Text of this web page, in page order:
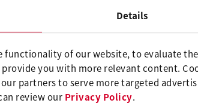
Details
functionality of our website, to evaluate
you with more relevant content.
partners to serve more targeted
review our Privacy Policy.